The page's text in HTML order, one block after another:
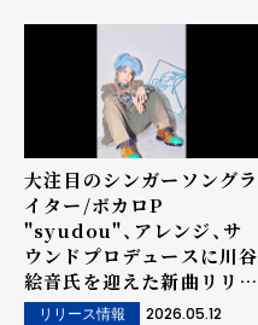
大注目のシンガーソングラ
イター/ボカロP
"syudou"、アレンジ、サ
ウンドプロデュースに川谷
絵音氏を迎えた新曲リリー
ス決定！
リリース情報 2026.05.12